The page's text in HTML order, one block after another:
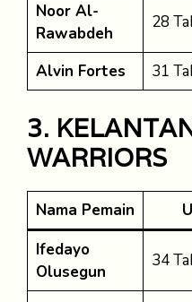
Noor Al-
Rawabdeh
28
Alvin Fortes 31
3.
WARRIORS
Nama Pemain
Ifedayo
Olusegun
34